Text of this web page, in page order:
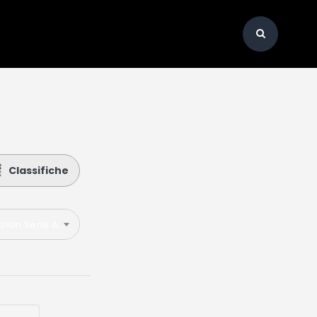
Classifiche
Italian Serie A 2019-2020